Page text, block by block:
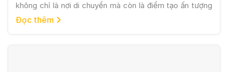
không chỉ là nơi di chuyển mà còn là điểm tạo ấn tượng
đầu tiên cho toàn bộ không gian. Chính vì vậy, nhiều biệt
thự, khách sạn, showroom hay nhà phố luxury lựa chọn
Đọc thêm